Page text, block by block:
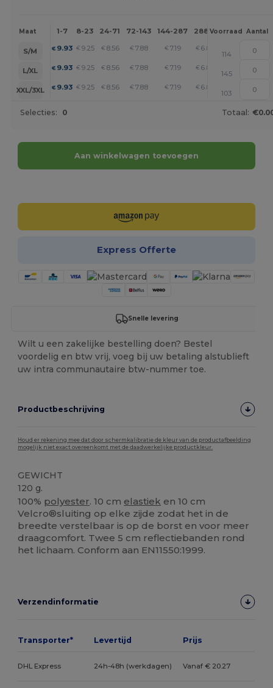
Maat 1-7 8-23 24-71 72-143 144-287 288 + Meer
Voorraad Aantal
S/M €9.93 € 9.25 € 8.56 € 7.88 € 7.19 € 6.85 +
114
L/XL
€9.93 € 9.25 € 8.56 € 7.88 € 7.19 € 6.85 +
145
XXL/3XL
€9.93 € 9.25 € 8.56 € 7.88 € 7.19 € 6.85 +
103
Selecties: 0 Totaal:
Aan winkelwagen toevoegen
Express Offerte
Snelle levering
Wilt u een zakelijke bestelling doen? Bestel
voordelig en btw vrij, voeg bij uw betaling alstublieft
uw intra communautaire btw-nummer toe.
Productbeschrijving
Houd er rekening mee dat door schermkalibratie de kleur van de productafbeelding
mogelijk niet exact overeenkomt met de daadwerkelijke productkleur.
GEWICHT
120 g.
100% polyester. 10 cm elastiek en 10 cm
Velcro®sluiting op elke zijde zodat het in de
breedte verstelbaar is op de borst en voor meer
draagcomfort. Twee 5 cm reflectiebanden rond
het lichaam. Conform aan EN11550:1999.
Verzendinformatie
Transporter* Levertijd Prijs
DHL Express 24h-48h (werkdagen) Vanaf € 20.27